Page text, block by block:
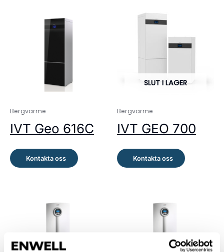
Bergvärme
IVT Geo 616C
Kontakta oss
SLUT I LAGER
Bergvärme
IVT GEO 700
Kontakta oss